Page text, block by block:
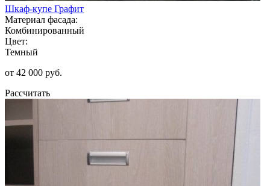
Шкаф-купе Графит
Материал фасада:
Комбинированный
Цвет:
Темный
от 42 000 руб.
Рассчитать